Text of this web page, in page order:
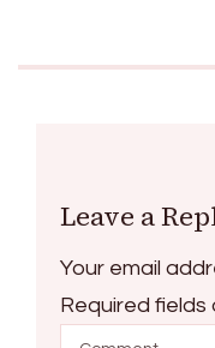
Leave a
Your email
Required fields